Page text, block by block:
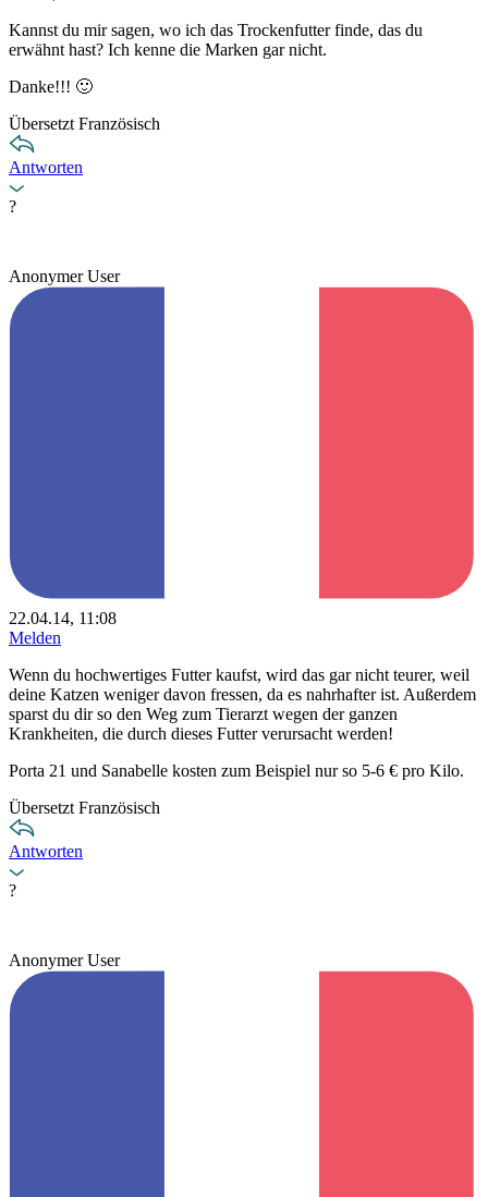
Kannst du mir sagen, wo ich das Trockenfutter finde, das du
erwähnt hast? Ich kenne die Marken gar nicht.
Danke!!! 🙂
Übersetzt Französisch
Antworten
?
Anonymer User
22.04.14, 11:08
Melden
Wenn du hochwertiges Futter kaufst, wird das gar nicht teurer, weil
deine Katzen weniger davon fressen, da es nahrhafter ist. Außerdem
sparst du dir so den Weg zum Tierarzt wegen der ganzen
Krankheiten, die durch dieses Futter verursacht werden!
Porta 21 und Sanabelle kosten zum Beispiel nur so 5-6 € pro Kilo.
Übersetzt Französisch
Antworten
?
Anonymer User